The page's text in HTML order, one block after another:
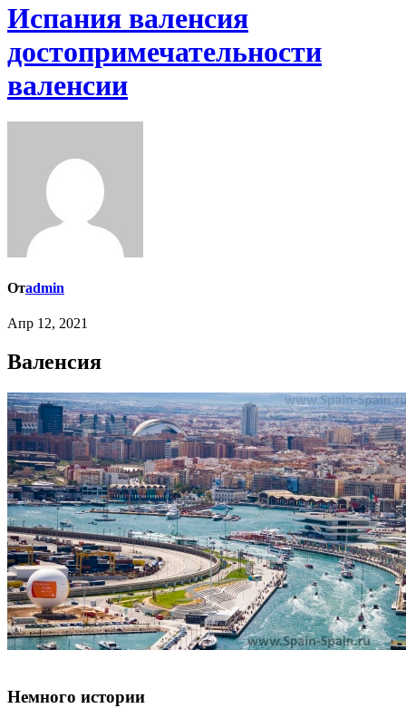
Испания валенсия
достопримечательности
валенсии
Отadmin
Апр 12, 2021
Валенсия
Немного истории